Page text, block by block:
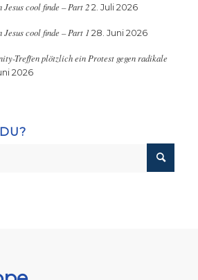
cool finde – Part 2 2. Juli 2026
cool finde – Part 1 28. Juni 2026
Treffen plötzlich ein Protest gegen radikale
2026